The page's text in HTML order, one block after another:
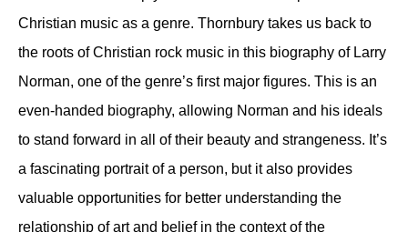
Christian music as a genre. Thornbury takes us back to
the roots of Christian rock music in this biography of Larry
Norman, one of the genre’s first major figures. This is an
even-handed biography, allowing Norman and his ideals
to stand forward in all of their beauty and strangeness. It’s
a fascinating portrait of a person, but it also provides
valuable opportunities for better understanding the
relationship of art and belief in the context of the